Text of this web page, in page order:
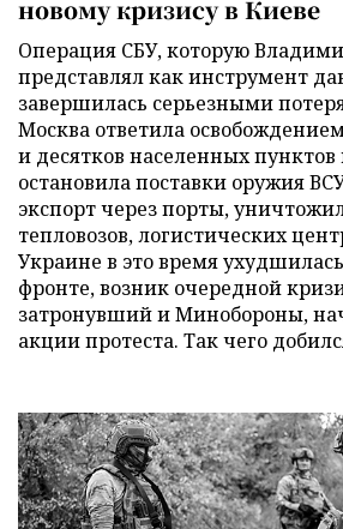
новому кризису в Киеве
Операция СБУ, которую
представлял как инструмент
завершилась серьезными
Москва ответила
и десятков населенных
остановила поставки оружия
экспорт через порты,
тепловозов, логистических
Украине в это время
фронте, возник очередной
затронувший и Минобороны,
акции протеста. Так чего